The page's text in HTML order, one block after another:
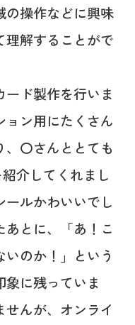
の操作などに興味
理解することがで
ード製作を行いま
ョン用にたくさん
〇さんととても
介してくれまし
ルかわいいでし
あとに、「あ！こ
のか！」という
に残っていま
んが、オンライ